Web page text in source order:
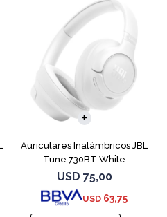
Auriculares Inalámbricos JBL
Tune 730BT White
USD 75,00
USD 63,75